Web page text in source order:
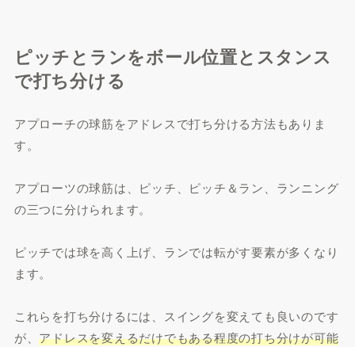
ピッチとランをボール位置とスタンス
で打ち分ける
アプローチの球筋をアドレスで打ち分ける方法もありま
す。
アプローツの球筋は、ピッチ、ピッチ＆ラン、ランニング
の三つに分けられます。
ピッチでは球を高く上げ、ランでは転がす要素が多くなり
ます。
これらを打ち分けるには、スイングを変えても良いのです
が、アドレスを変えるだけでもある程度の打ち分けが可能